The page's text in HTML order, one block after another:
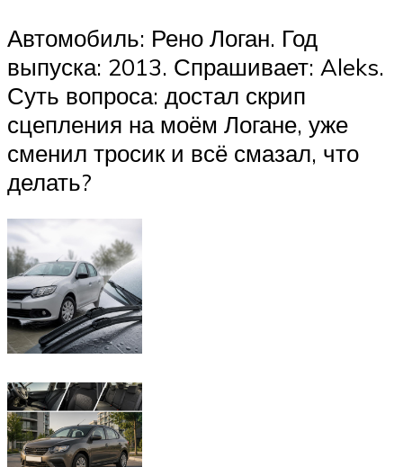
Автомобиль: Рено Логан. Год
выпуска: 2013. Спрашивает: Aleks.
Суть вопроса: достал скрип
сцепления на моём Логане, уже
сменил тросик и всё смазал, что
делать?